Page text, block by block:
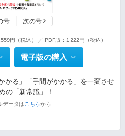
号 次の号
円（税込） ／ PDF版：1,222円（税込）
電子版の購入
かる」「手間がかかる」を一変させ
の「新常識」！
データは こちらから